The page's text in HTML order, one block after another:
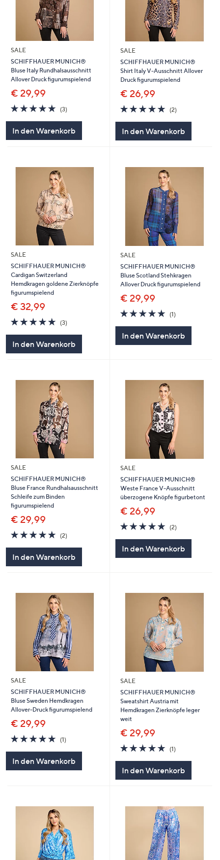
SALE
SCHIFFHAUER MUNICH®
Bluse Italy Rundhalsausschnitt
Allover Druck figurumspielend
€ 29,99
5.0
von
(3)3
In den Warenkorb
SALE
SCHIFFHAUER MUNICH®
Shirt Italy V-Ausschnitt Allover
Druck figurumspielend
€ 26,99
5.0
von
(2)
In den Warenkorb
SALE
SCHIFFHAUER MUNICH®
Cardigan Switzerland
Hemdkragen goldene Zierknöpfe
figurumspielend
€ 32,99
5.0
von
(3)3
In den Warenkorb
SALE
SCHIFFHAUER MUNICH®
Bluse Scotland Stehkragen
Allover Druck figurumspielend
€ 29,99
5.0
von
(1)1
In den Warenkorb
SALE
SCHIFFHAUER MUNICH®
Bluse France Rundhalsausschnitt
Schleife zum Binden
figurumspielend
€ 29,99
5.0
von
(2)2
In den Warenkorb
SALE
SCHIFFHAUER MUNICH®
Weste France V-Ausschnitt
überzogene Knöpfe figurbetont
€ 26,99
5.0
von
(2)2
In den Warenkorb
SALE
SCHIFFHAUER MUNICH®
Bluse Sweden Hemdkragen
Allover-Druck figurumspielend
€ 29,99
5.0
von
(1)1
In den Warenkorb
SALE
SCHIFFHAUER MUNICH®
Sweatshirt Austria mit
Hemdkragen Zierknöpfe leger
weit
€ 29,99
5.0
von
(1)1
In den Warenkorb